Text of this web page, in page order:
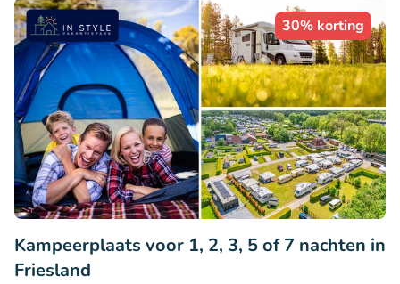
30% korting
Kampeerplaats voor 1, 2, 3, 5 of 7 nachten in
Friesland